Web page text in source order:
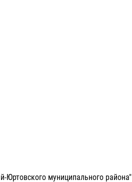
муниципального района"